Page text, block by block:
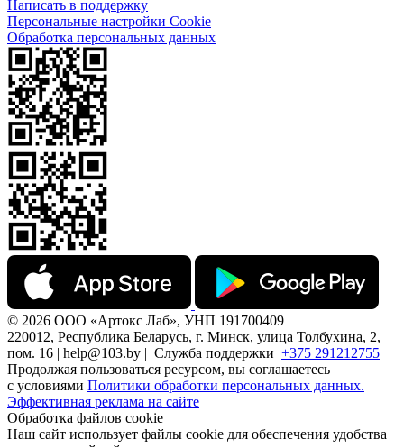
Написать в поддержку
Персональные настройки Cookie
Обработка персональных данных
© 2026 ООО «Артокс Лаб», УНП 191700409 |
220012, Республика Беларусь, г. Минск, улица Толбухина, 2,
пом. 16 | help@103.by | Служба поддержки +375 291212755
Продолжая пользоваться ресурсом, вы соглашаетесь
с условиями Политики обработки персональных данных.
Эффективная реклама на сайте
Обработка файлов cookie
Наш сайт использует файлы cookie для обеспечения удобства